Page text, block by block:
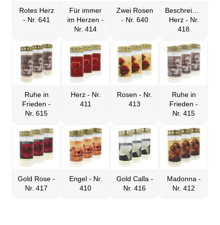
Rotes Herz
- Nr. 641
Für immer
im Herzen -
Nr. 414
Zwei Rosen
- Nr. 640
Beschreibbares
Herz - Nr.
418
Ruhe in
Frieden -
Nr. 615
Herz - Nr.
411
Rosen - Nr.
413
Ruhe in
Frieden -
Nr. 415
Gold Rose -
Nr. 417
Engel - Nr.
410
Gold Calla -
Nr. 416
Madonna -
Nr. 412